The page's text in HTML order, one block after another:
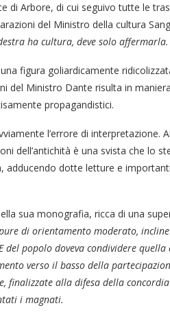
di Arbore, di cui seguivo tutte le
del Ministro della cultura
ha cultura, deve solo affermarla.
figura goliardicamente
del Ministro Dante risulta in
propagandistici.
l’errore di interpretazione.
dell’antichità è una svista che lo
adducendo dotte letture e
sua monografia, ricca di una
di orientamento moderato,
popolo doveva condividere quella
verso il basso della
finalizzate alla difesa della
i magnati.